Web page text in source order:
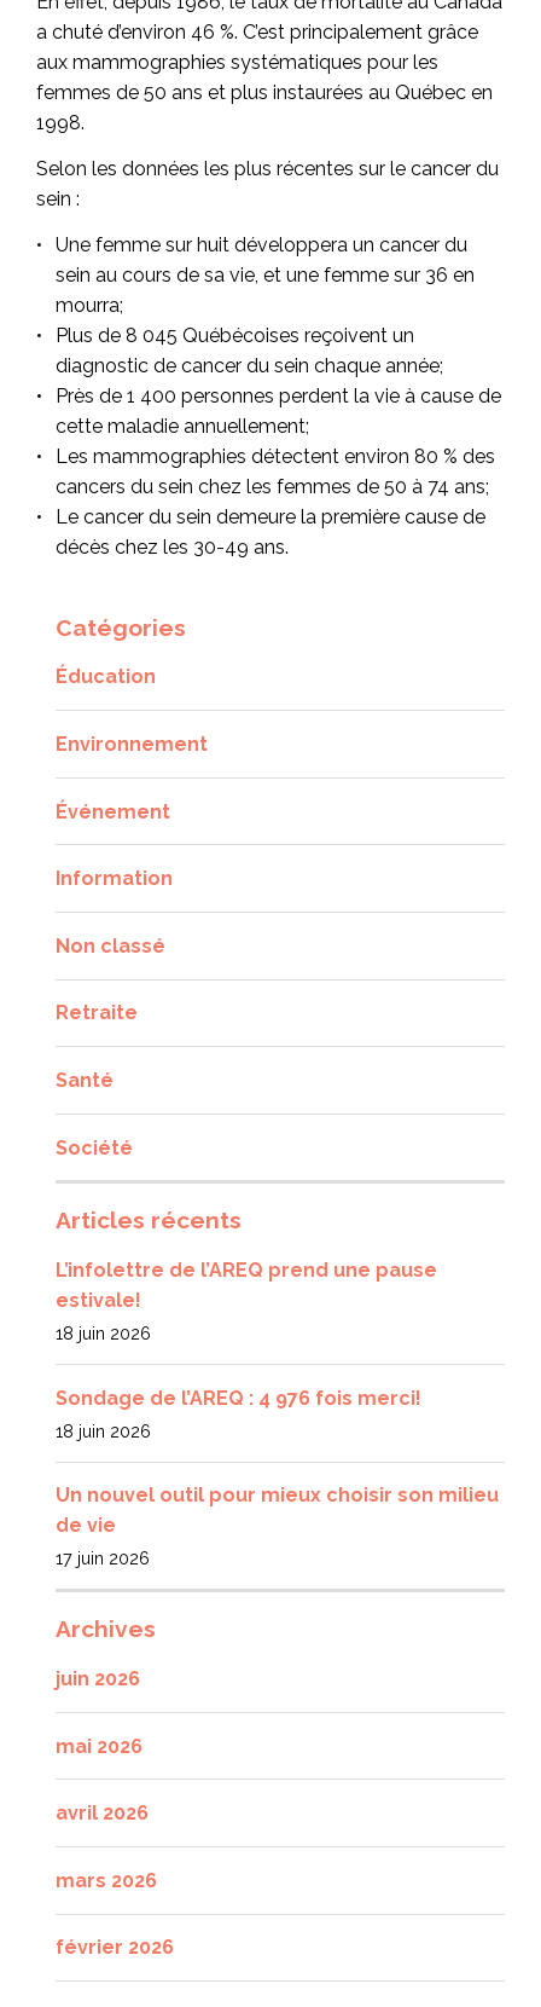
a chuté d’environ 46 %. C’est principalement grâce
aux mammographies systématiques pour les
femmes de 50 ans et plus instaurées au Québec en
1998.
Selon les données les plus récentes sur le cancer du
sein :
Une femme sur huit développera un cancer du
sein au cours de sa vie, et une femme sur 36 en
mourra;
Plus de 8 045 Québécoises reçoivent un
diagnostic de cancer du sein chaque année;
Près de 1 400 personnes perdent la vie à cause de
cette maladie annuellement;
Les mammographies détectent environ 80 % des
cancers du sein chez les femmes de 50 à 74 ans;
Le cancer du sein demeure la première cause de
décès chez les 30-49 ans.
Catégories
Éducation
Environnement
Événement
Information
Non classé
Retraite
Santé
Société
Articles récents
L’infolettre de l’AREQ prend une pause
estivale!
18 juin 2026
Sondage de l’AREQ : 4 976 fois merci!
18 juin 2026
Un nouvel outil pour mieux choisir son milieu
de vie
17 juin 2026
Archives
juin 2026
mai 2026
avril 2026
mars 2026
février 2026